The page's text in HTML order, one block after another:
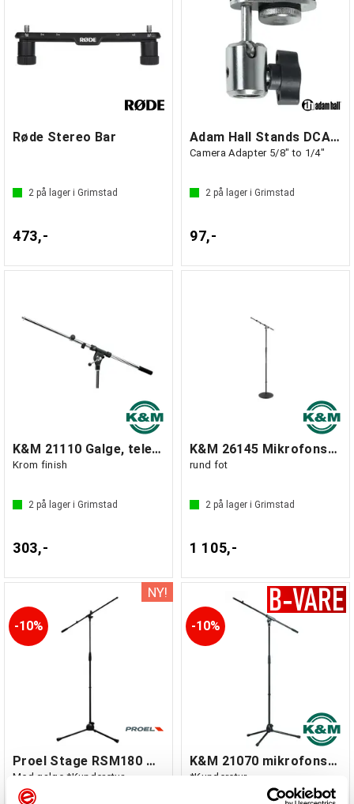
Røde Stereo Bar
2 på lager i Grimstad
473,-
Adam Hall Stands DCAM 1
Camera Adapter 5/8" to 1/4"
2 på lager i Grimstad
97,-
K&M 21110 Galge, teleskopisk
Krom finish
2 på lager i Grimstad
303,-
K&M 26145 Mikrofonstativ med galge
rund fot
2 på lager i Grimstad
1 105,-
10%
Proel Stage RSM180 Mikrofonstativ *
Med galge *Kunderetur
10%
K&M 21070 mikrofonstativ, sort finish*
*Kunderetur